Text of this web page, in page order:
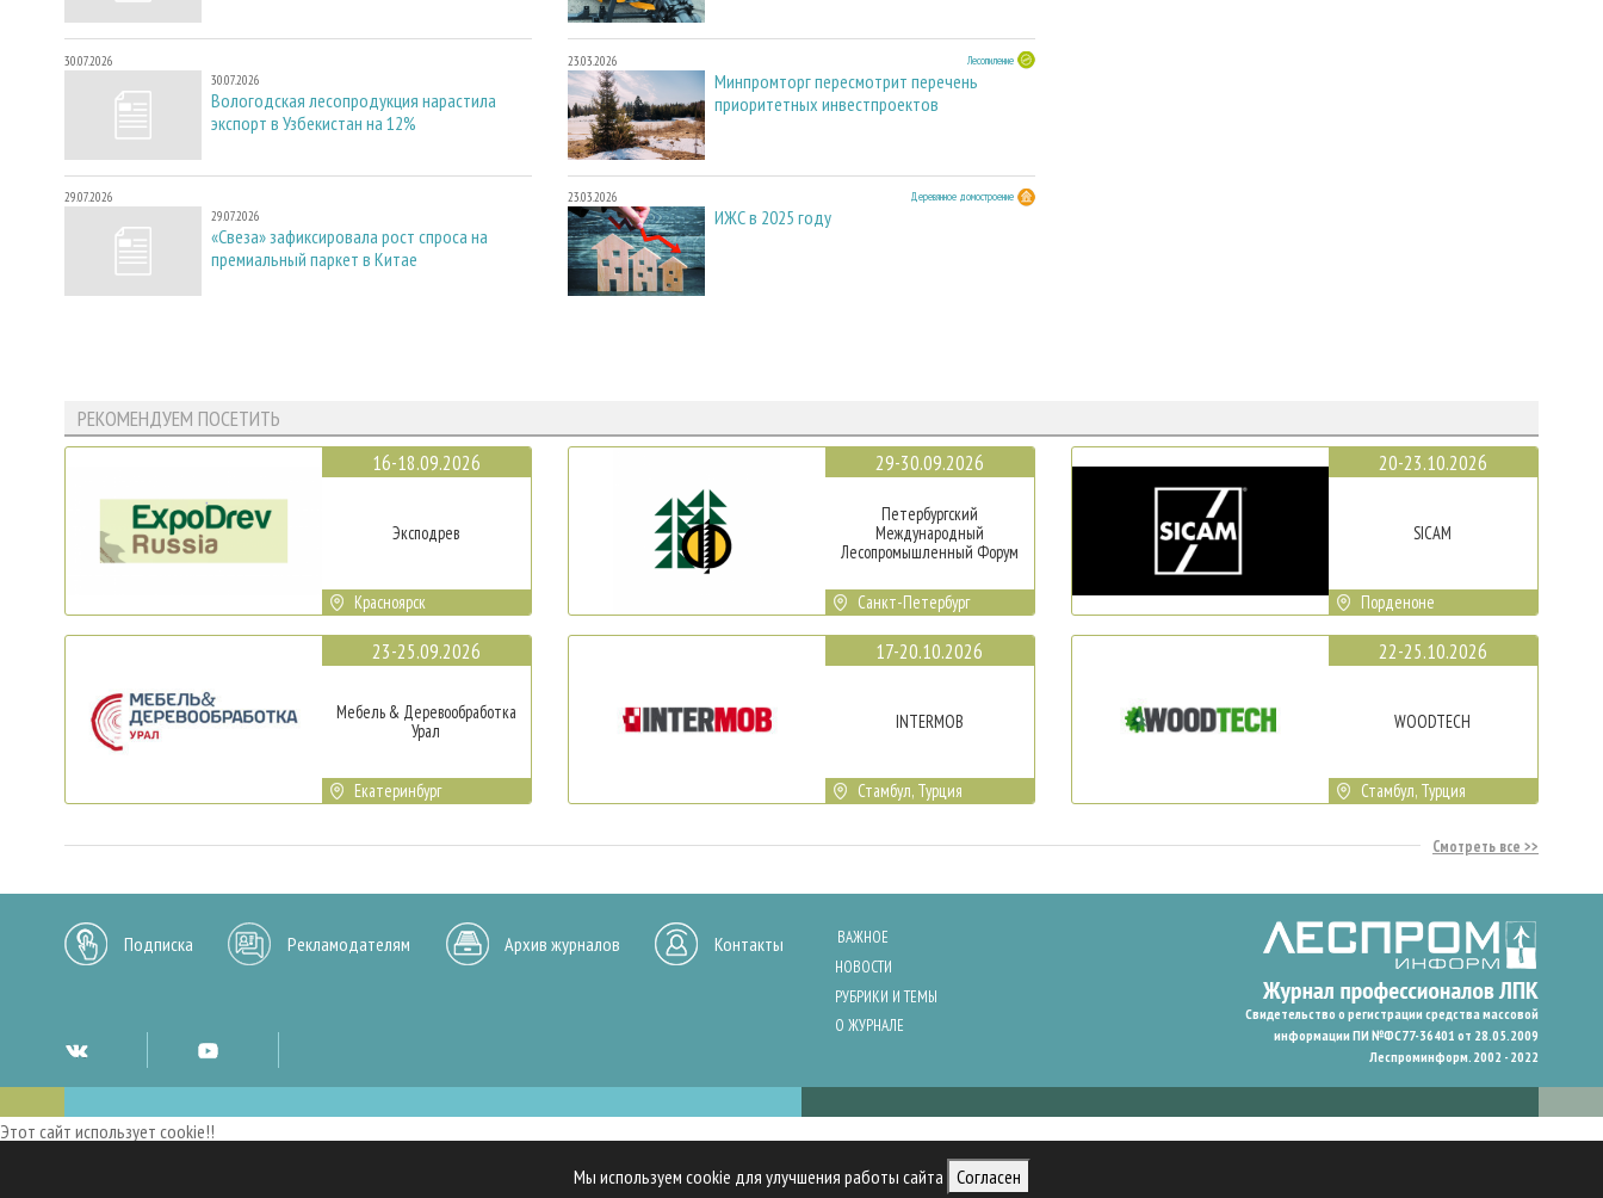
Мы используем cookie для улучшения работы сайта Согласен
30.07.2026
30.07.2026
Вологодская лесопродукция нарастила
экспорт в Узбекистан на 12%
29.07.2026
29.07.2026
«Свеза» зафиксировала рост спроса на
премиальный паркет в Китае
23.03.2026 Лесопиление
Минпромторг пересмотрит перечень
приоритетных инвестпроектов
23.03.2026 Деревянное домостроение
ИЖС в 2025 году
РЕКОМЕНДУЕМ ПОСЕТИТЬ
16-18.09.2026
Эксподрев
Красноярск
23-25.09.2026
Мебель & Деревообработка
Урал
Екатеринбург
29-30.09.2026
Петербургский
Международный
Лесопромышленный Форум
Санкт-Петербург
17-20.10.2026
INTERMOB
Стамбул, Турция
20-23.10.2026
SICAM
Порденоне
22-25.10.2026
WOODTECH
Стамбул, Турция
Смотреть все
Подписка Рекламодателям Архив журналов Контакты
ВАЖНОЕ
НОВОСТИ
РУБРИКИ И ТЕМЫ
О ЖУРНАЛЕ
Свидетельство о регистрации средства массовой
информации ПИ №ФС77-36401 от 28.05.2009
Леспроминформ. 2002 - 2022
Этот сайт использует cookie!!
Мы используем cookies и аналогичные технологии для улучшения работы нашего сайта, анализа трафика и персонализации контента. Cookies помогают нам запомнить ваши предпочтения и улучшить пользовательский